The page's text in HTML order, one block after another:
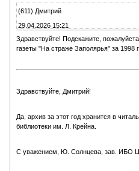
(611) Дмитрий
29.04.2026 15:21
Здравствуйте! Подскажите,
газеты "На страже Заполярья" за 1998
Здравствуйте, Дмитрий!
Да, архив за этот год хранится в
библиотеки им. Л. Крейна.
С уважением, Ю. Солнцева, зав. ИБО